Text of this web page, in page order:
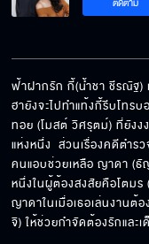
ฟ้าฝากรัก กี้(น้ำชา ชีรณัฐ)
ฮายังจะไปทำแท้งกี้รีบโท
ทอย (โมสต์ วิศรุตม์) ที่ยังง
แห่งหนึ่ง  ส่วนเรื่องคดีตำร
คนแอบช่วยเหลือ ญาดา (
หนึ่งในผู้ต้องสงสัยคือโตมร
ญาดาในเมื่อเธอเล่นงานต้
จิ) ให้ช่วยกำจัดต้องรักและ